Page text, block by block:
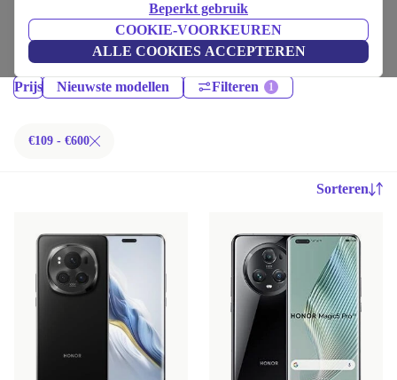
Beperkt gebruik
COOKIE-VOORKEUREN
ALLE COOKIES ACCEPTEREN
Gecertificeerd refurbished Honor Mobiele Telefoons onder 600€ –
bespaar tot 40%. 30 dagen retourrecht & 12 maanden garantie. Shop
vandaag nog duurzaam!
Prijs Nieuwste modellen Filteren
€109 - €600
Sorteren